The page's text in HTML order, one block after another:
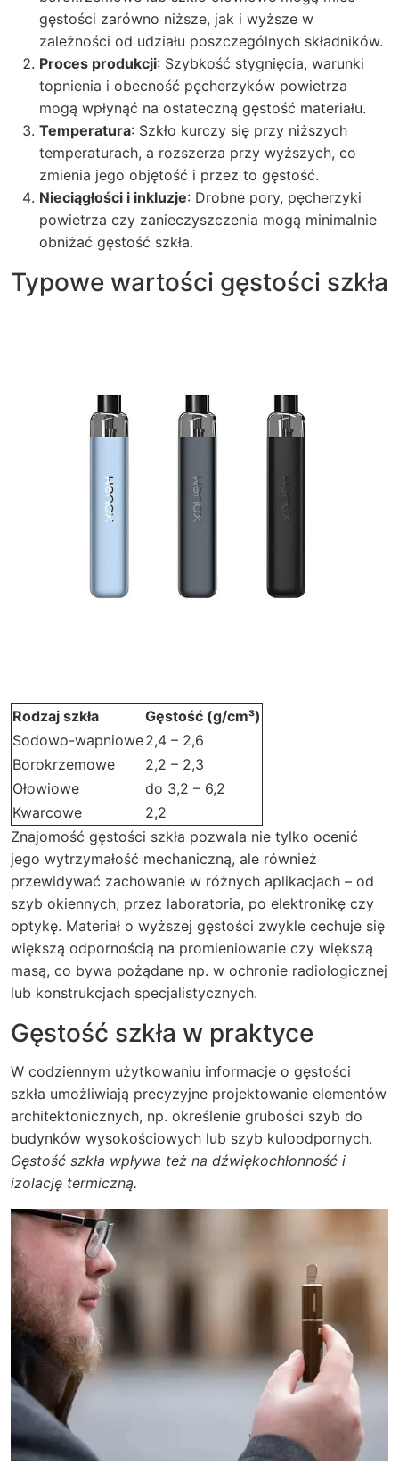
gęstości zarówno niższe, jak i wyższe w
zależności od udziału poszczególnych składników.
Proces produkcji: Szybkość stygnięcia, warunki
topnienia i obecność pęcherzyków powietrza
mogą wpłynąć na ostateczną gęstość materiału.
Temperatura: Szkło kurczy się przy niższych
temperaturach, a rozszerza przy wyższych, co
zmienia jego objętość i przez to gęstość.
Nieciągłości i inkluzje: Drobne pory, pęcherzyki
powietrza czy zanieczyszczenia mogą minimalnie
obniżać gęstość szkła.
Typowe wartości gęstości szkła
Rodzaj szkła
Gęstość (g/cm³)
Sodowo-wapniowe2,4 – 2,6
Borokrzemowe
2,2 – 2,3
Ołowiowe
do 3,2 – 6,2
Kwarcowe
2,2
Znajomość gęstości szkła pozwala nie tylko ocenić
jego wytrzymałość mechaniczną, ale również
przewidywać zachowanie w różnych aplikacjach – od
szyb okiennych, przez laboratoria, po elektronikę czy
optykę. Materiał o wyższej gęstości zwykle cechuje się
większą odpornością na promieniowanie czy większą
masą, co bywa pożądane np. w ochronie radiologicznej
lub konstrukcjach specjalistycznych.
Gęstość szkła w praktyce
W codziennym użytkowaniu informacje o gęstości
szkła umożliwiają precyzyjne projektowanie elementów
architektonicznych, np. określenie grubości szyb do
budynków wysokościowych lub szyb kuloodpornych.
Gęstość szkła wpływa też na dźwiękochłonność i
izolację termiczną.